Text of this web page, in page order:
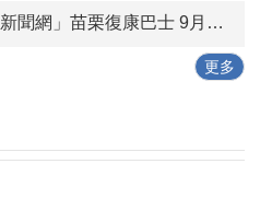
」苗栗復康巴士 9月擬導入AI促進共乘
更多